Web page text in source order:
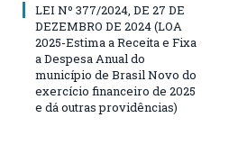
LEI Nº 377/2024, DE 27 DE
DEZEMBRO DE 2024 (LOA
2025-Estima a Receita e Fixa
a Despesa Anual do
município de Brasil Novo do
exercício financeiro de 2025
e dá outras providências)